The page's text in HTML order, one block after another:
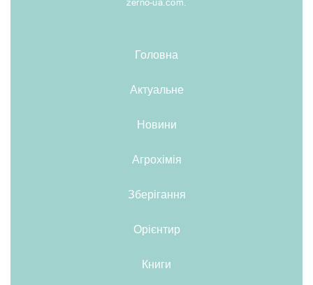
Головна
Актуальне
Новини
Агрохімія
Зберігання
Орієнтир
Книги